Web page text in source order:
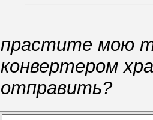
прастите мою
конвертером
отправить?